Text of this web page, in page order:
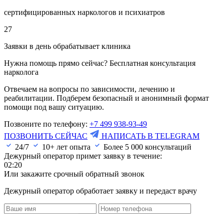
сертифицированных наркологов и психиатров
27
Заявки в день обрабатывает клиника
Нужна помощь прямо сейчас? Бесплатная консультация
нарколога
Отвечаем на вопросы по зависимости, лечению и
реабилитации. Подберем безопасный и анонимный формат
помощи под вашу ситуацию.
Позвоните по телефону: +7 499 938-93-49
ПОЗВОНИТЬ СЕЙЧАС
НАПИСАТЬ В TELEGRAM
24/7
10+ лет опыта Более 5 000 консультаций
Дежурный оператор примет заявку в течение:
02:20
Или закажите срочный обратный звонок
Дежурный оператор обработает заявку и передаст врачу